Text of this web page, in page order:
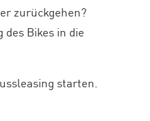
zurückgehen?
Bikes in die
starten.